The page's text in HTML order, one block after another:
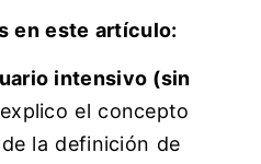
en este artículo:
intensivo (sin
el concepto
la definición de